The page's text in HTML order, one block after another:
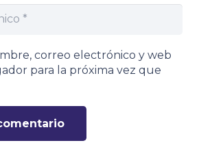
correo electrónico y web
para la próxima vez que